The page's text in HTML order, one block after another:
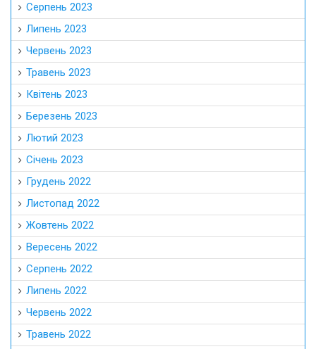
Серпень 2023
Липень 2023
Червень 2023
Травень 2023
Квітень 2023
Березень 2023
Лютий 2023
Січень 2023
Грудень 2022
Листопад 2022
Жовтень 2022
Вересень 2022
Серпень 2022
Липень 2022
Червень 2022
Травень 2022